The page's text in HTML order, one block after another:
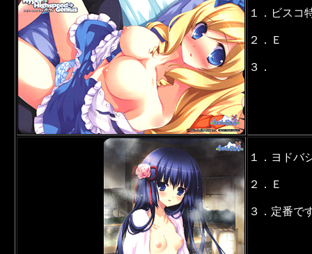
１．ビスコ
２．Ｅ
３．
１．ヨドバ
２．Ｅ
３．定番で